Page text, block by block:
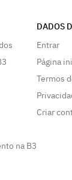
na B3
DADOS
Entrar
Página
Termos
Criar